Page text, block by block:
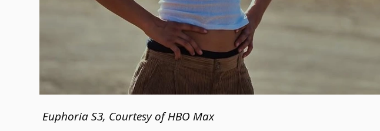
Euphoria S3, Courtesy of HBO Max